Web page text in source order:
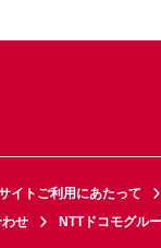
イトご利用にあたって
せ NTTドコモグル